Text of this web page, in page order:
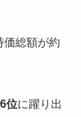
価総額が約
位に躍り出